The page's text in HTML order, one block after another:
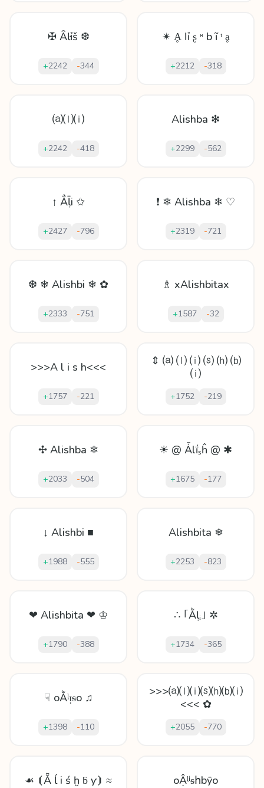
✠ Ȃŀỉš ❆
+2242 -344
✴ Ḁ ӏ ỉ ʂ ᵸ b ĩ ᵗ ḁ
+2212 -318
⒜⒧⒤
+2242 -418
Alishba ❇
+2299 -562
↑ Ẳḹi ✩
+2427 -796
❗ ❄ Alishba ❄ ♡
+2319 -721
❆ ❄ Alishbi ❄ ✿
+2333 -751
♗ xAlishbitax
+1587 -32
>>>A l i s h<<<
+1757 -221
⇕ ⒜ ⒧ ⒤ ⒮ ⒣ ⒝
⒤
+1752 -219
✣ Alishba ❄
+2033 -504
☀ @ Ǡlḯₛĥ @ ✱
+1675 -177
↓ Alishbi ■
+1988 -555
Alishbita ❄
+2253 -823
❤ Alishbita ❤ ♔
+1790 -388
∴ ｢Ằḷᵢ｣ ✲
+1734 -365
☟ oẰᶪᴉᵴo ♫
+1398 -110
>>>⒜⒧⒤⒮⒣⒝⒤
<<< ✿
+2055 -770
☙ ⦗Ẵ ĺ i ś ḫ ƃ ƴ⦘ ≈ oẬᶪⁱᵴհbȳo